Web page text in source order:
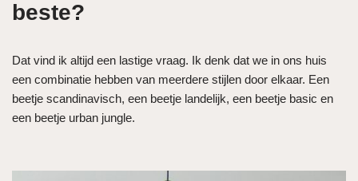
beste?
Dat vind ik altijd een lastige vraag. Ik denk dat we in ons huis
een combinatie hebben van meerdere stijlen door elkaar. Een
beetje scandinavisch, een beetje landelijk, een beetje basic en
een beetje urban jungle.